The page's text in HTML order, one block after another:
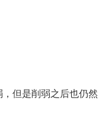
但是削弱之后也仍然